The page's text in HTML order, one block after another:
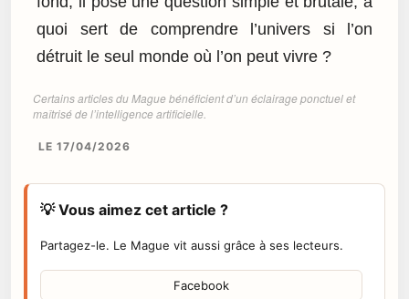
quoi sert de comprendre l’univers si l’on
détruit le seul monde où l’on peut vivre ?
Certains articles du Mague bénéficient d’un éclairage ponctuel et
maîtrisé de l’intelligence artificielle.
LE 17/04/2026
💡 Vous aimez cet article ?
Partagez-le. Le Mague vit aussi grâce à ses lecteurs.
Facebook